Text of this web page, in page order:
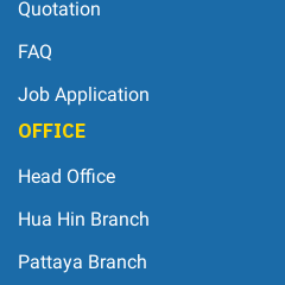
Quotation
FAQ
Job Application
OFFICE
Head Office
Hua Hin Branch
Pattaya Branch